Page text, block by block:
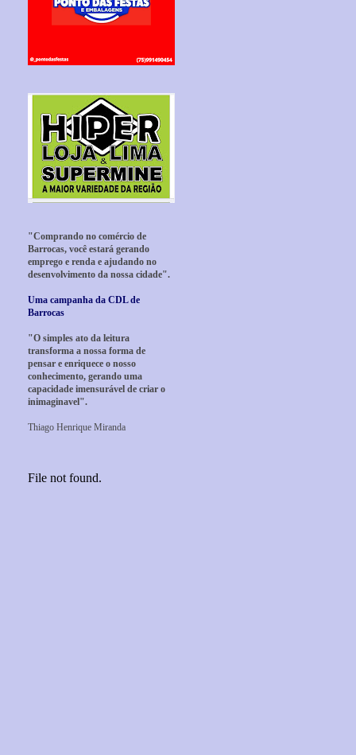
"Comprando no comércio de
Barrocas, você estará gerando
emprego e renda e ajudando no
desenvolvimento da nossa cidade".
Uma campanha da CDL de
Barrocas
"O simples ato da leitura
transforma a nossa forma de
pensar e enriquece o nosso
conhecimento, gerando uma
capacidade imensurável de criar o
inimaginavel".
Thiago Henrique Miranda